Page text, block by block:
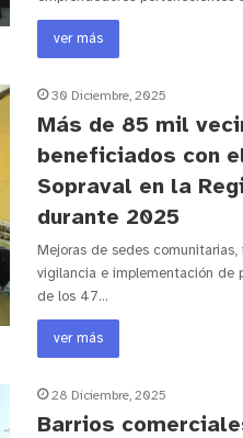
ver más
30 Diciembre, 2025
Más de 85 mil
beneficiados con
Sopraval en la
durante 2025
Mejoras de sedes
vigilancia e implementación de
de los 47…
ver más
28 Diciembre, 2025
Barrios